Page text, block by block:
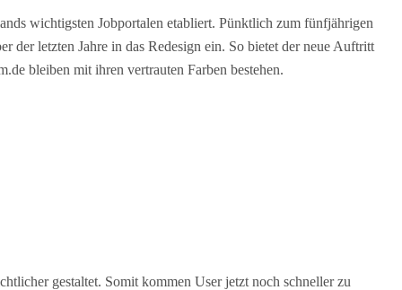
wichtigsten Jobportalen etabliert. Pünktlich zum fünfjährigen
der letzten Jahre in das Redesign ein. So bietet der neue Auftritt
bleiben mit ihren vertrauten Farben bestehen.
gestaltet. Somit kommen User jetzt noch schneller zu